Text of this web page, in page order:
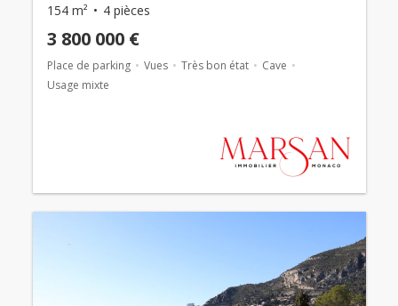
154 m² 4 pièces
3 800 000 €
Place de parking Vues Très bon état
Cave
Usage mixte